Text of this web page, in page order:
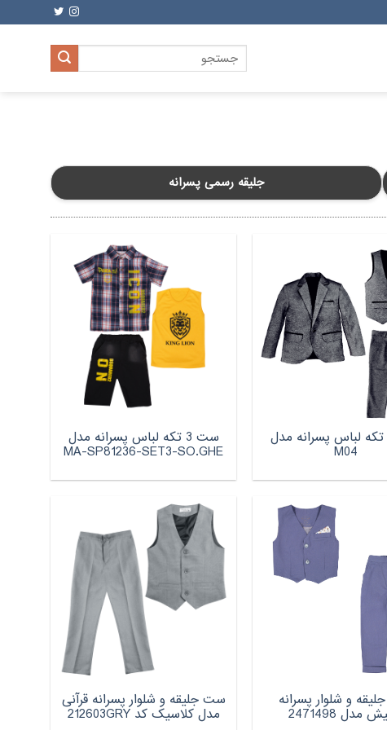
جستجو
برای:
جلیقه رسمی پسرانه
ست 3 تکه لباس پسرانه مدل
M04
ست 3 تکه لباس پسرانه مدل
MA-SP81236-SET3-SO.GHE
و شلوار پسرانه
مدل 2471498
ست جلیقه و شلوار پسرانه قرآنی
مدل کلاسیک کد 212603GRY